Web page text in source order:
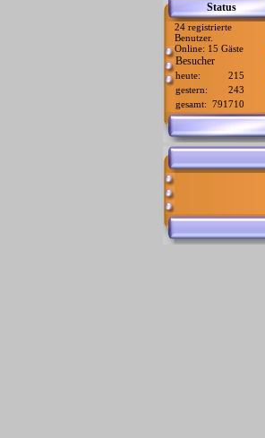
Status
24 registrierte
Benutzer.
Online: 15 Gäste
Besucher
heute:
215
gestern:
243
gesamt: 791710